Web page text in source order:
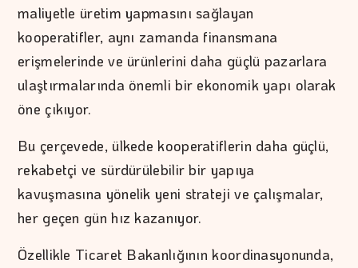
maliyetle üretim yapmasını sağlayan
kooperatifler, aynı zamanda finansmana
erişmelerinde ve ürünlerini daha güçlü pazarlara
ulaştırmalarında önemli bir ekonomik yapı olarak
öne çıkıyor.
Bu çerçevede, ülkede kooperatiflerin daha güçlü,
rekabetçi ve sürdürülebilir bir yapıya
kavuşmasına yönelik yeni strateji ve çalışmalar,
her geçen gün hız kazanıyor.
Özellikle Ticaret Bakanlığının koordinasyonunda,